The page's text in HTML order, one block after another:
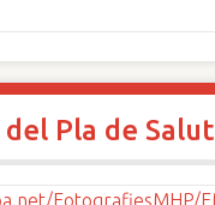
Pla de Salut